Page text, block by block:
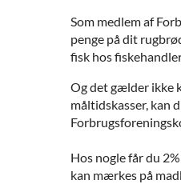
Som medlem af
penge på dit
fisk hos
Og det gælder ikke
måltidskasser, kan
Hos nogle får du
kan mærkes på